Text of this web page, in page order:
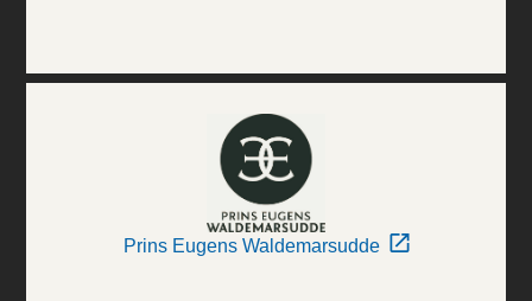
Prins Eugens Waldemarsudde